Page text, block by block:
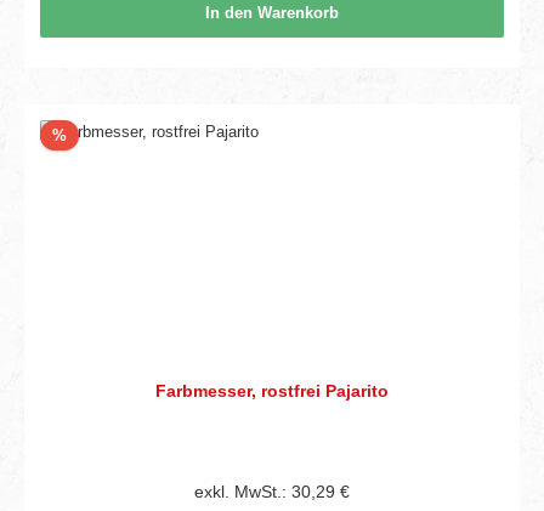
In den Warenkorb
%Rabatt
Farbmesser, rostfrei Pajarito
exkl. MwSt.: 30,29 €